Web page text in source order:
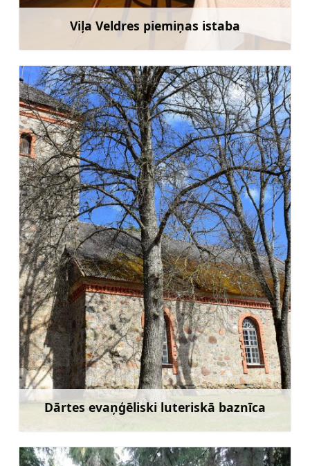
Viļa Veldres piemiņas istaba
Uzzināt vairāk
Dārtes evaņģēliski luteriskā baznīca